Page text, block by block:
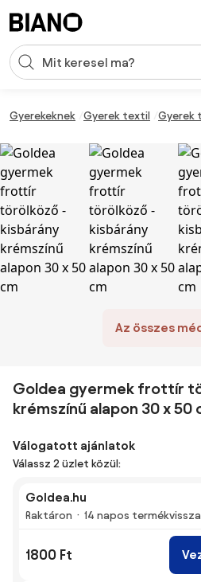
Keresési bevitel
Gyerekeknek Gyerek textil Gyerek
Az összes
Goldea gyermek frottír
krémszínű alapon 30 x 50
Válogatott ajánlatok
Válassz 2 üzlet közül:
Goldea.hu
Raktáron 14 napos
1800 Ft